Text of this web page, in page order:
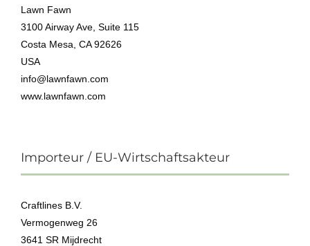
Lawn Fawn
3100 Airway Ave, Suite 115
Costa Mesa, CA 92626
USA
info@lawnfawn.com
www.lawnfawn.com
Importeur / EU-Wirtschaftsakteur
Craftlines B.V.
Vermogenweg 26
3641 SR Mijdrecht